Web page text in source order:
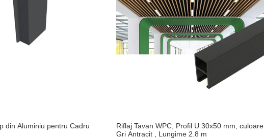
din Aluminiu pentru Cadru
Riflaj Tavan WPC, Profil U 30x50 mm, culoare
Gri Antracit , Lungime 2.8 m